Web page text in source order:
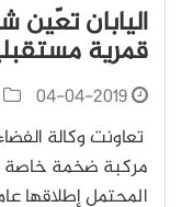
اليابان تعّين
قمرية
04-04-2019
تعاونت وكالة
مركبة ضخمة خاصة